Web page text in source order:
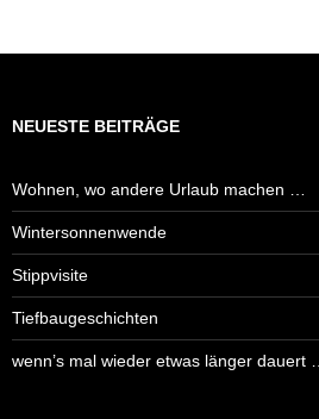
NEUESTE BEITRÄGE
Wohnen, wo andere Urlaub machen …
Wintersonnenwende
Stippvisite
Tiefbaugeschichten
wenn’s mal wieder etwas länger dauert …